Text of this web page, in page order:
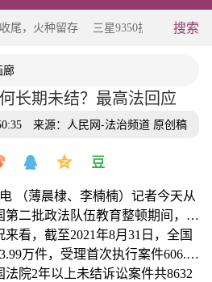
尾，火种留存 三星9350拆机图解_三
搜索
廊
长期未结？最高法回应
来源：人民网-法治频道 原创稿
（薄晨棣、李楠楠）记者今天从
二批政法队伍教育整顿期间，最
题，结合审判执行工作实际，开展
人民法院清理整治长期未结案件
件长期未结的原因有哪些？日前，
看，截至2021年8月31日，全国
万件，受理首次执行案件606.8
件6.69万件，1年以上未结执行案
院2年以上未结诉讼案件共8632